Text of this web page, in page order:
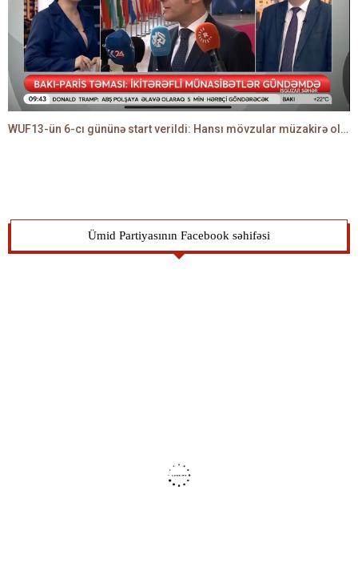
WUF13-ün 6-cı gününə start verildi: Hansı mövzular müzakirə olunacaq? -TALEH ƏLİYEV danışır
Ümid Partiyasının Facebook səhifəsi